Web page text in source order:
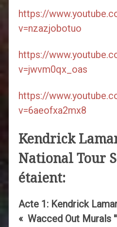
https://
v=nzazjobotuo
https://
v=jwvm0qx_oas
https://
v=6aeofxa2mx8
Kendrick
National Tour
étaient:
Acte 1: Kendrick
« Wacced Out Murals